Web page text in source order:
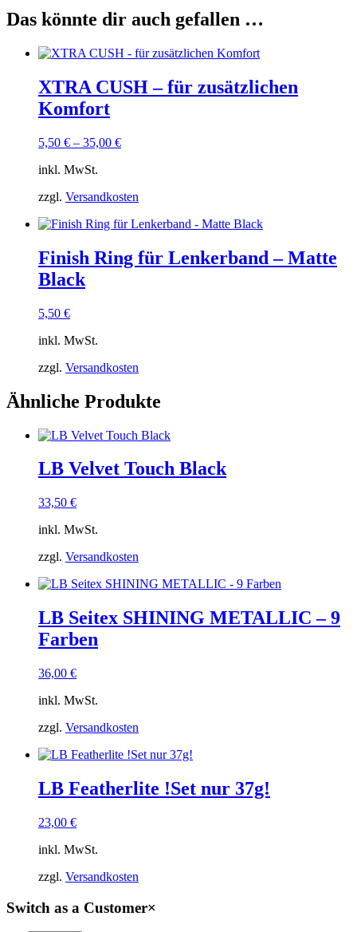
Das könnte dir auch gefallen …
XTRA CUSH – für zusätzlichen
Komfort
5,50 € – 35,00 €
inkl. MwSt.
zzgl. Versandkosten
Finish Ring für Lenkerband – Matte
Black
5,50 €
inkl. MwSt.
zzgl. Versandkosten
Ähnliche Produkte
LB Velvet Touch Black
33,50 €
inkl. MwSt.
zzgl. Versandkosten
LB Seitex SHINING METALLIC – 9
Farben
36,00 €
inkl. MwSt.
zzgl. Versandkosten
LB Featherlite !Set nur 37g!
23,00 €
inkl. MwSt.
zzgl. Versandkosten
Switch as a Customer×